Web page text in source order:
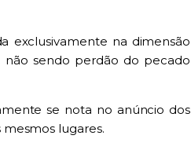
exclusivamente na dimensão
não sendo perdão do pecado
se nota no anúncio dos
lugares.